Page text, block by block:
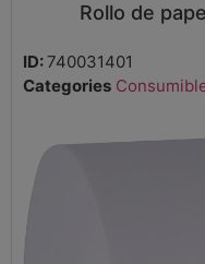
Rollo de
ID:740031401
Categories